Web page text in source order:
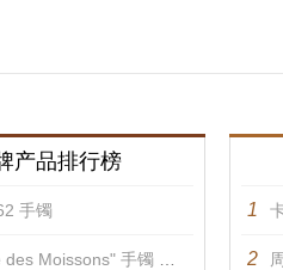
产品排行榜
手镯
Moissons" 手镯 手镯
1
2